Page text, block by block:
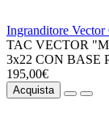
Ingranditore
TAC VECTOR
3x22 CON BASE
195,00€
Acquista